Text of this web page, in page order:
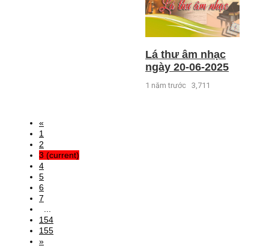
Lá thư âm nhạc
ngày 20-06-2025
1 năm trước 3,711
«
1
2
3 (current)
4
5
6
7
154
155
»